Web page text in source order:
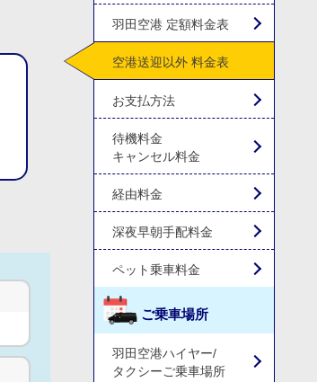
羽田空港 定額料金表
空港送迎以外 料金表
お支払方法
待機料金
キャンセル料金
経由料金
深夜早朝手配料金
ペット乗車料金
ご乗車場所
羽田空港ハイヤー/
タクシーご乗車場所